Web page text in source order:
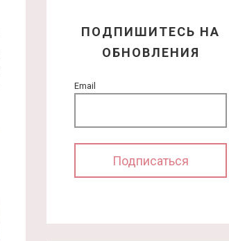
ПОДПИШИТЕСЬ НА
ОБНОВЛЕНИЯ
Email